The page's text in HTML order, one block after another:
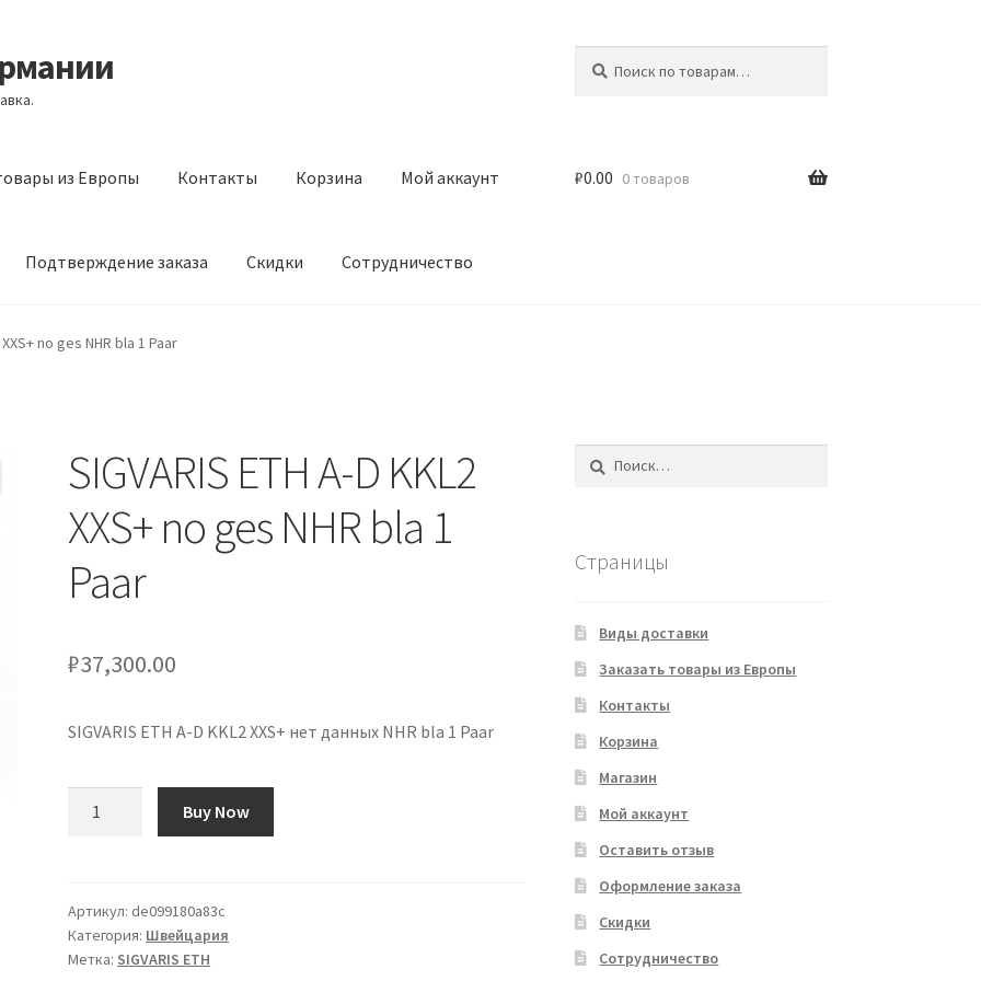
из Европы Контакты Корзина Мой аккаунт
Подтверждение заказа Скидки Сотрудничество
Контакты
₽0.00 0 товаров
XXS+ no ges NHR bla 1 Paar
SIGVARIS ETH A-D KKL2
XXS+ no ges NHR bla 1
Paar
₽37,300.00
SIGVARIS ETH A-D KKL2 XXS+ нет данных NHR bla 1 Paar
A-
D
KKL2
Buy Now
Артикул: de099180a83c
Категория: Швейцария
Метка: SIGVARIS ETH
Страницы
Виды доставки
Заказать товары из Европы
Контакты
Корзина
Магазин
Мой аккаунт
Оставить отзыв
Оформление заказа
Скидки
Сотрудничество